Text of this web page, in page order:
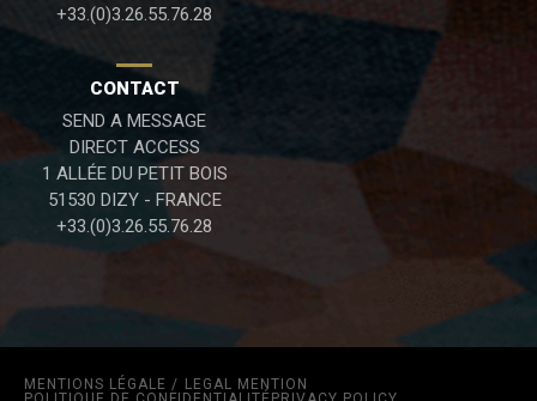
+33.(0)3.26.55.76.28
CONTACT
SEND A MESSAGE
DIRECT ACCESS
1 ALLÉE DU PETIT BOIS
51530 DIZY - FRANCE
+33.(0)3.26.55.76.28
MENTIONS LÉGALE / LEGAL MENTION